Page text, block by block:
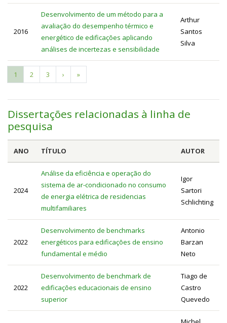
2016
Desenvolvimento de um método para a
avaliação do desempenho térmico e
energético de edificações aplicando
análises de incertezas e sensibilidade
Arthur
Santos
Silva
Paginação
Página
atual
1 Page
2 Page
3
Próxima
página
›
Última
página
»
Dissertações relacionadas à linha de
pesquisa
ANO TÍTULO AUTOR
2024
Análise da eficiência e operação do
sistema de ar-condicionado no consumo
de energia elétrica de residencias
multifamiliares
Igor
Sartori
Schlichting
2022
Desenvolvimento de benchmarks
energéticos para edificações de ensino
fundamental e médio
Antonio
Barzan
Neto
2022
Desenvolvimento de benchmark de
edificações educacionais de ensino
superior
Tiago de
Castro
Quevedo